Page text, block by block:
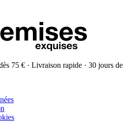
75 € · Livraison rapide · 30 jours de